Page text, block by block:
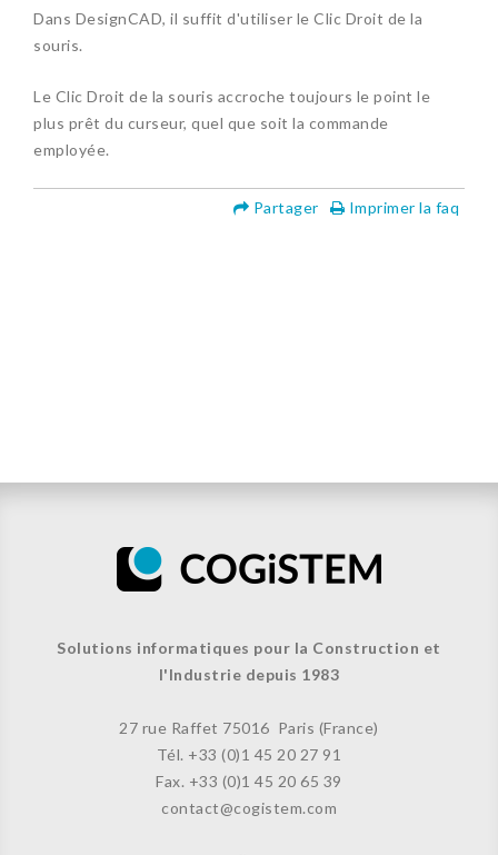
Dans DesignCAD, il suffit d'utiliser le Clic Droit de la
souris.
Le Clic Droit de la souris accroche toujours le point le
plus prêt du curseur, quel que soit la commande
employée.
Imprimer la faq
Partager
Solutions informatiques pour la Construction et
l'Industrie depuis 1983
27 rue Raffet 75016 Paris (France)
Tél. +33 (0)1 45 20 27 91
Fax. +33 (0)1 45 20 65 39
contact@cogistem.com